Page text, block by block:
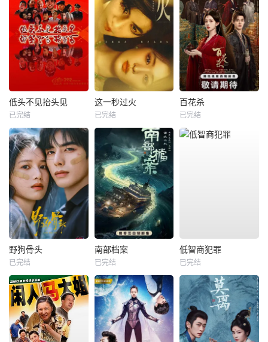
低头不见抬头见
已完结
这一秒过火
已完结
百花杀
已完结
野狗骨头
已完结
南部档案
已完结
低智商犯罪
已完结